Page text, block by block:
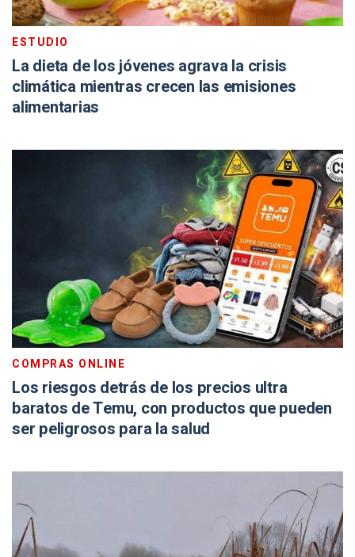
ESTUDIO
La dieta de los jóvenes agrava la crisis
climática mientras crecen las emisiones
alimentarias
COMPRAS ONLINE
Los riesgos detrás de los precios ultra
baratos de Temu, con productos que pueden
ser peligrosos para la salud